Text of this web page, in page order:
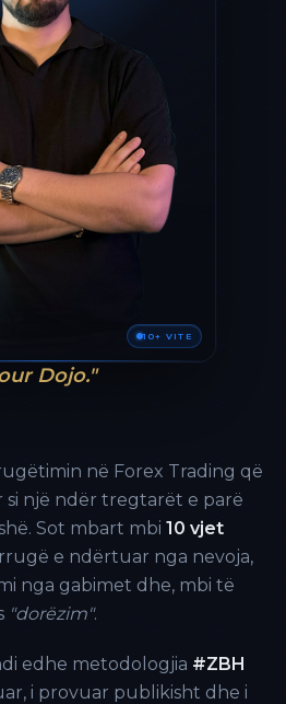
10+ VITE
Dojo."
në Forex Trading që
si një ndër tregtarët e parë
Sot mbart mbi 10 vjet
e ndërtuar nga nevoja,
nga gabimet dhe, mbi të
"dorëzim".
edhe metodologjia #ZBH
i provuar publikisht dhe i